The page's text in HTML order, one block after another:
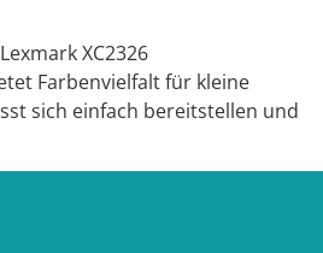
XC2326
Farbenvielfalt für kleine
sich einfach bereitstellen und